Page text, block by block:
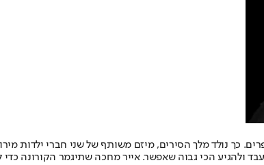
כך נולד מלך הסירים, מיזם משותף של שני חברי ילדות
ולהגיע הכי גבוה שאפשר. אייר מחכה שתיגמר הקורונה